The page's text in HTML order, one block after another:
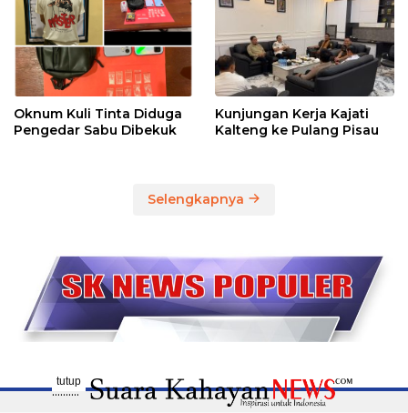
Oknum Kuli Tinta Diduga
Pengedar Sabu Dibekuk
Kunjungan Kerja Kajati
Kalteng ke Pulang Pisau
Selengkapnya
tutup
..........